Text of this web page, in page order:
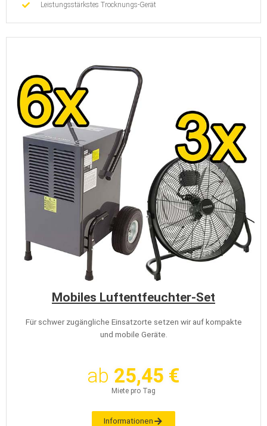
Leistungsstärkstes Trocknungs-Gerät
Mobiles Luftentfeuchter-Set
Für schwer zugängliche Einsatzorte setzen wir auf kompakte
und mobile Geräte.
ab 25,45 €
Miete pro Tag
Informationen